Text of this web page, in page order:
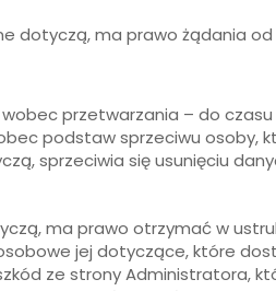
dotyczą, ma prawo żądania
przetwarzania – do
podstaw sprzeciwu osoby,
sprzeciwia się usunięciu
ma prawo otrzymać w
jej dotyczące, które
ze strony Administratora,